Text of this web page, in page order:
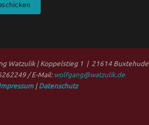
Watzulik | Koppelstieg 1 | 21614 Buxtehude
/ E-Mail: wolfgang@watzulik.de
|Datenschutz